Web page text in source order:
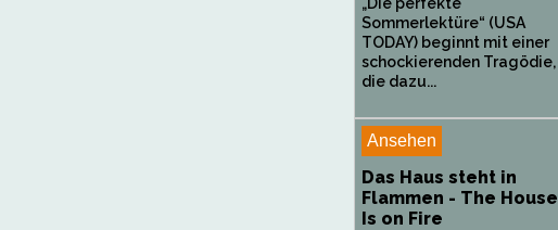
Sommerlektüre“ (USA
TODAY) beginnt mit einer
schockierenden Tragödie,
die dazu...
Ansehen
Das Haus steht in
Flammen - The House
Is on Fire